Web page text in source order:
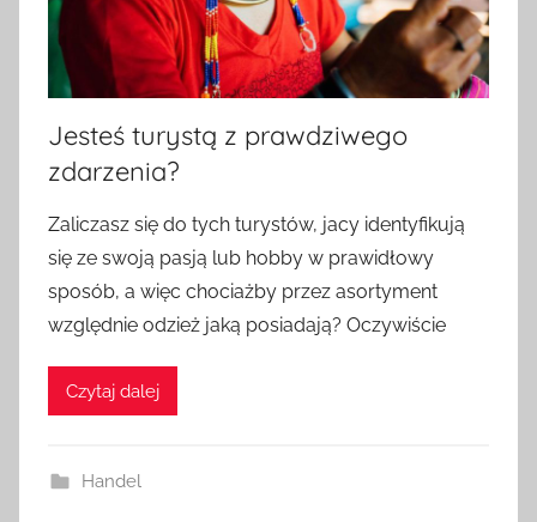
Jesteś turystą z prawdziwego
zdarzenia?
Zaliczasz się do tych turystów, jacy identyfikują
się ze swoją pasją lub hobby w prawidłowy
sposób, a więc chociażby przez asortyment
względnie odzież jaką posiadają? Oczywiście
Czytaj dalej
Handel